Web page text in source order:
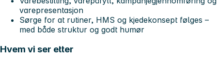
varepresentasjon
Sørge for at rutiner, HMS og kjedekonsept følges –
med både struktur og godt humør
Hvem vi ser etter